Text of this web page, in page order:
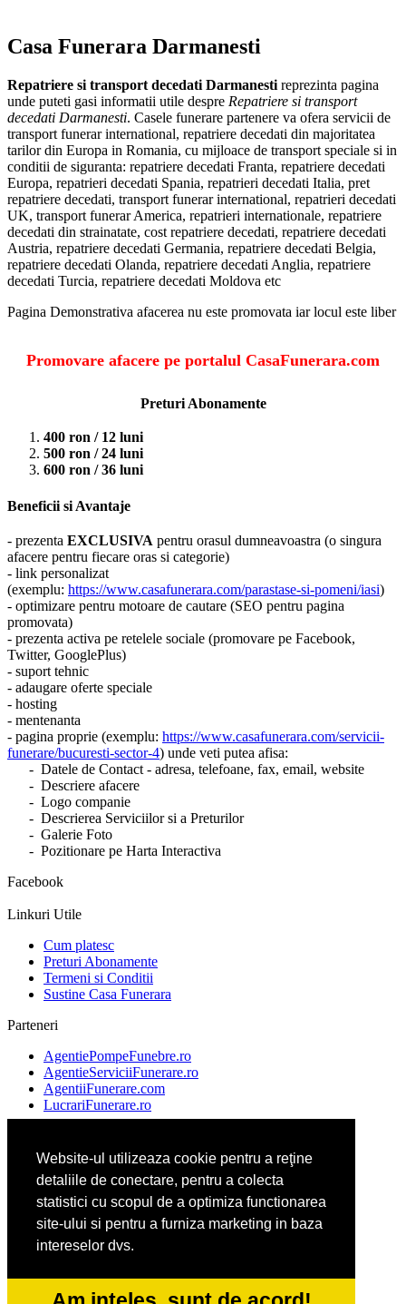
Website-ul utilizeaza cookie pentru a reţine
detaliile de conectare, pentru a colecta
statistici cu scopul de a optimiza functionarea
site-ului si pentru a furniza marketing in baza
intereselor dvs.
Casa Funerara Darmanesti
Repatriere si transport decedati Darmanesti reprezinta pagina
unde puteti gasi informatii utile despre Repatriere si transport
decedati Darmanesti. Casele funerare partenere va ofera servicii de
transport funerar international, repatriere decedati din majoritatea
tarilor din Europa in Romania, cu mijloace de transport speciale si in
conditii de siguranta: repatriere decedati Franta, repatriere decedati
Europa, repatrieri decedati Spania, repatrieri decedati Italia, pret
repatriere decedati, transport funerar international, repatrieri decedati
UK, transport funerar America, repatrieri internationale, repatriere
decedati din strainatate, cost repatriere decedati, repatriere decedati
Austria, repatriere decedati Germania, repatriere decedati Belgia,
repatriere decedati Olanda, repatriere decedati Anglia, repatriere
decedati Turcia, repatriere decedati Moldova etc
Pagina Demonstrativa afacerea nu este promovata iar locul este liber
Promovare afacere pe portalul CasaFunerara.com
Preturi Abonamente
400 ron / 12 luni
500 ron / 24 luni
600 ron / 36 luni
Beneficii si Avantaje
- prezenta EXCLUSIVA pentru orasul dumneavoastra (o singura
afacere pentru fiecare oras si categorie)
- link personalizat
(exemplu: https://www.casafunerara.com/parastase-si-pomeni/iasi)
- optimizare pentru motoare de cautare (SEO pentru pagina
promovata)
- prezenta activa pe retelele sociale (promovare pe Facebook,
Twitter, GooglePlus)
- suport tehnic
- adaugare oferte speciale
- hosting
- mentenanta
- pagina proprie (exemplu: https://www.casafunerara.com/servicii-
funerare/bucuresti-sector-4) unde veti putea afisa:
- Datele de Contact - adresa, telefoane, fax, email, website
- Descriere afacere
- Logo companie
- Descrierea Serviciilor si a Preturilor
- Galerie Foto
- Pozitionare pe Harta Interactiva
Facebook
Linkuri Utile
Cum platesc
Preturi Abonamente
Termeni si Conditii
Sustine Casa Funerara
Parteneri
AgentiePompeFunebre.ro
AgentieServiciiFunerare.ro
AgentiiFunerare.com
LucrariFunerare.ro
AgentieFunerara.eu
ParastasesiPomeni.ro
Repatriere-Transport-Decedati.ro
RepatriereFunerara.ro
CasaFunerara.com
NonStopDeschis.ro